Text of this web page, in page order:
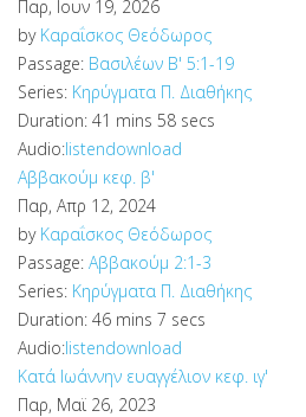
Παρ, Ιουν 19, 2026
by Καραΐσκος Θεόδωρος
Passage: Βασιλέων Β' 5:1-19
Series: Κηρύγματα Π. Διαθήκης
Duration: 41 mins 58 secs
Audio:listendownload
Αββακούμ κεφ. β'
Παρ, Απρ 12, 2024
by Καραΐσκος Θεόδωρος
Passage: Αββακούμ 2:1-3
Series: Κηρύγματα Π. Διαθήκης
Duration: 46 mins 7 secs
Audio:listendownload
Κατά Ιωάννην ευαγγέλιον κεφ. ιγ'
Παρ, Μαϊ 26, 2023